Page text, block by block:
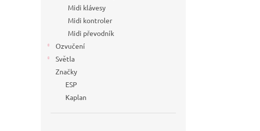
Midi klávesy
Midi kontroler
Midi převodník
Ozvučení
Světla
Značky
ESP
Kaplan